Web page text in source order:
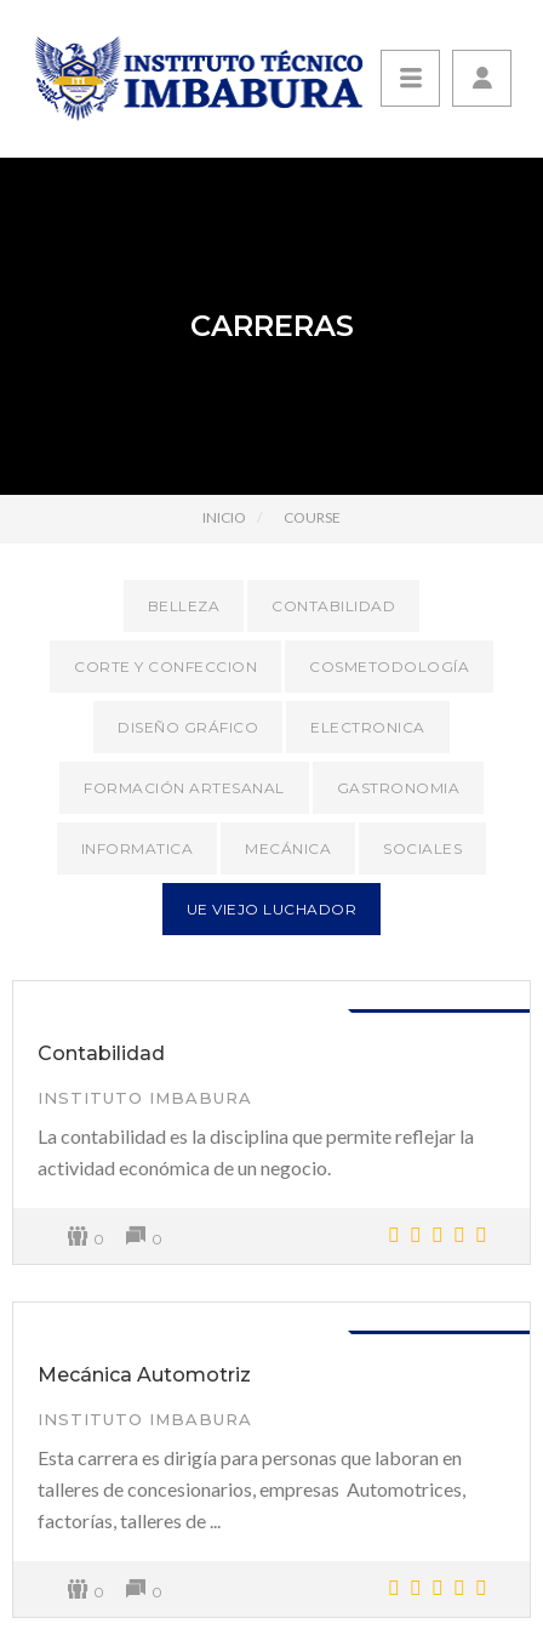
CARRERAS
INICIO COURSE
BELLEZA CONTABILIDAD
CORTE Y CONFECCION COSMETODOLOGÍA
DISEÑO GRÁFICO ELECTRONICA
FORMACIÓN ARTESANAL GASTRONOMIA
INFORMATICA MECÁNICA SOCIALES
UE VIEJO LUCHADOR
Contabilidad
INSTITUTO IMBABURA
La contabilidad es la disciplina que permite reflejar la
actividad económica de un negocio.
0 0
Mecánica Automotriz
INSTITUTO IMBABURA
Esta carrera es dirigía para personas que laboran en
talleres de concesionarios, empresas Automotrices,
factorías, talleres de ...
0 0